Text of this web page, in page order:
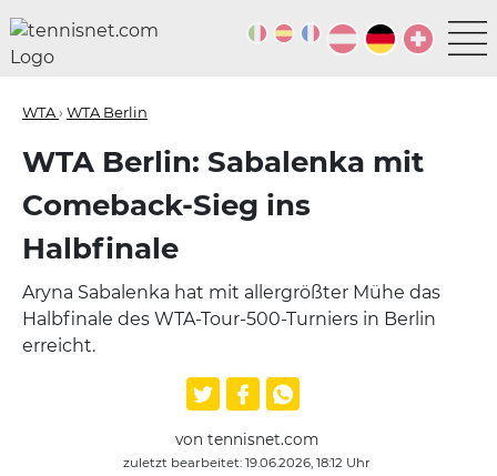
WTA› WTA Berlin
WTA Berlin: Sabalenka mit
Comeback-Sieg ins
Halbfinale
Aryna Sabalenka hat mit allergrößter Mühe das
Halbfinale des WTA-Tour-500-Turniers in Berlin
erreicht.
von tennisnet.com
zuletzt bearbeitet: 19.06.2026, 18:12 Uhr